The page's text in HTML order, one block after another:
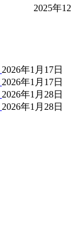
2025年12
2026年1月17日
2026年1月17日
2026年1月28日
2026年1月28日